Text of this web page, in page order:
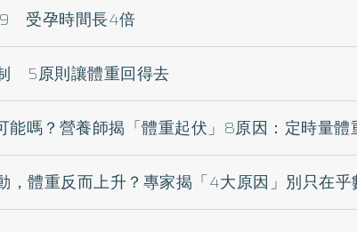
受孕時間長4倍
5原則讓體重回得去
能嗎？營養師揭「體重起伏」8原因：定時量體
，體重反而上升？專家揭「4大原因」別只在乎